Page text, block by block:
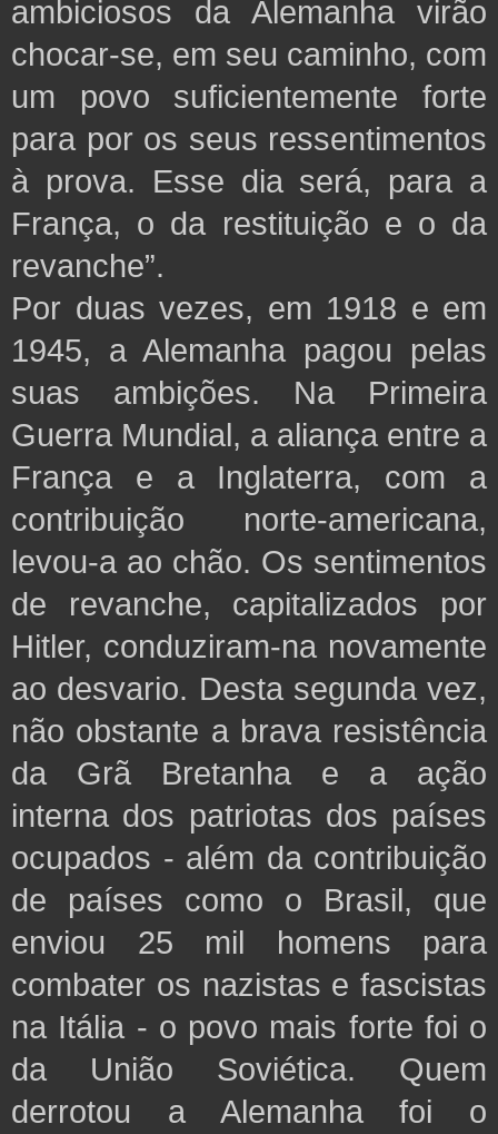
ambiciosos da Alemanha virão
chocar-se, em seu caminho, com
um povo suficientemente forte
para por os seus ressentimentos
à prova. Esse dia será, para a
França, o da restituição e o da
revanche”.
Por duas vezes, em 1918 e em
1945, a Alemanha pagou pelas
suas ambições. Na Primeira
Guerra Mundial, a aliança entre a
França e a Inglaterra, com a
contribuição norte-americana,
levou-a ao chão. Os sentimentos
de revanche, capitalizados por
Hitler, conduziram-na novamente
ao desvario. Desta segunda vez,
não obstante a brava resistência
da Grã Bretanha e a ação
interna dos patriotas dos países
ocupados - além da contribuição
de países como o Brasil, que
enviou 25 mil homens para
combater os nazistas e fascistas
na Itália - o povo mais forte foi o
da União Soviética. Quem
derrotou a Alemanha foi o